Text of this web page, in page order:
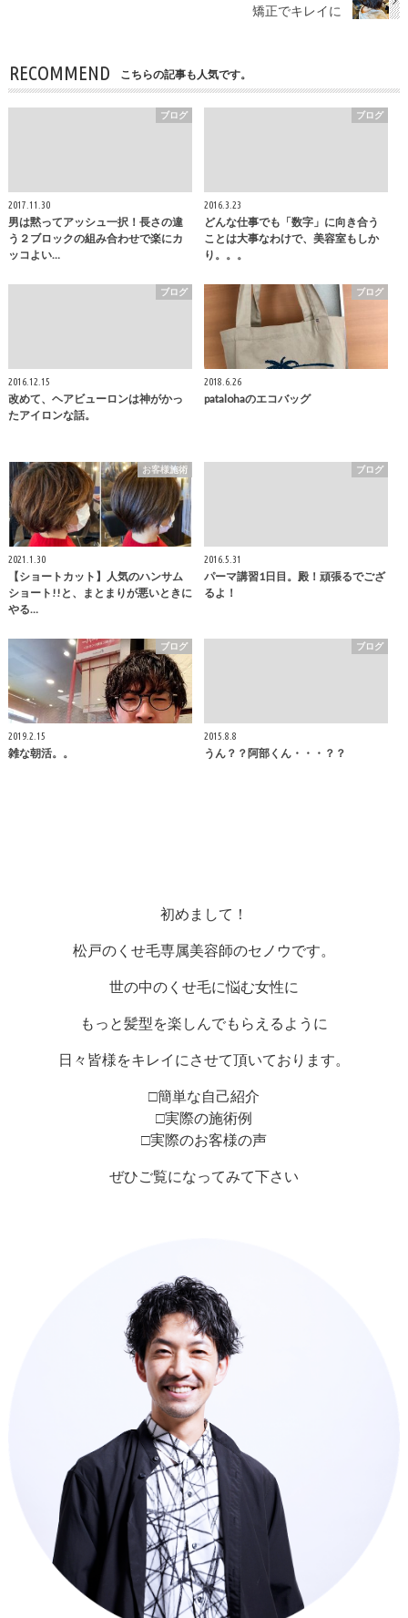
矯正でキレイに
RECOMMEND こちらの記事も人気です。
ブログ
2017.11.30
男は黙ってアッシュ一択！長さの違
う２ブロックの組み合わせで楽にカ
ッコよい…
ブログ
2016.3.23
どんな仕事でも「数字」に向き合う
ことは大事なわけで、美容室もしか
り。。。
ブログ
2016.12.15
改めて、ヘアビューロンは神がかっ
たアイロンな話。
ブログ
2018.6.26
patalohaのエコバッグ
お客様施術
2021.1.30
【ショートカット】人気のハンサム
ショート!!と、まとまりが悪いときに
やる…
ブログ
2016.5.31
パーマ講習1日目。殿！頑張るでござ
るよ！
ブログ
2019.2.15
雑な朝活。。
ブログ
2015.8.8
うん？？阿部くん・・・？？
初めまして！
松戸のくせ毛専属美容師のセノウです。
世の中のくせ毛に悩む女性に
もっと髪型を楽しんでもらえるように
日々皆様をキレイにさせて頂いております。
□簡単な自己紹介
□実際の施術例
□実際のお客様の声
ぜひご覧になってみて下さい